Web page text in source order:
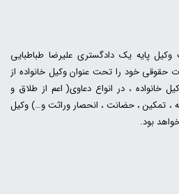
پایه یک دادگستری علیرضا طباطبایی
حقوقی خود را تحت عنوان وکیل خانواده از
خانواده ، در انواع دعاوی( اعم از طلاق و
، تمکین ، حضانت ، انحصار وراثت و…) وکیل
بود.